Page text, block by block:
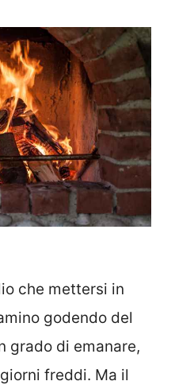
che mettersi in
godendo del
grado di emanare,
freddi. Ma il